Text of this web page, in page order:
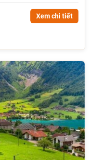
Xem chi tiết